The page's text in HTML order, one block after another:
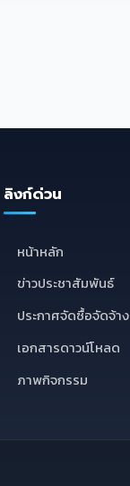
ลิงก์ด่วน
หน้าหลัก
ข่าวประชาสัมพันธ์
ประกาศจัดซื้อจัดจ้าง
เอกสารดาวน์โหลด
ภาพกิจกรรม